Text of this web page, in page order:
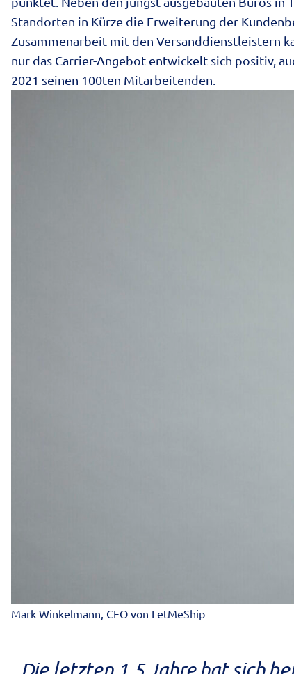
Standorten in Kürze die Erweiterung der
Zusammenarbeit mit den Versanddienstleistern
nur das Carrier-Angebot entwickelt sich positiv,
2021 seinen 100ten Mitarbeitenden.
Mark Winkelmann, CEO von LetMeShip
Die letzten 1,5 Jahre hat sich